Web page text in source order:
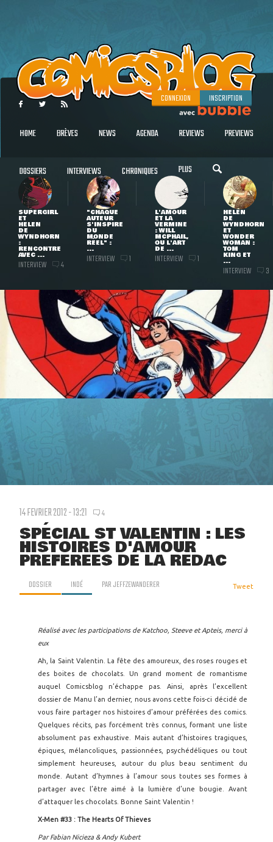
CONNEXION INSCRIPTION
HOME BRÈVES NEWS AGENDA REVIEWS PREVIEWS
DOSSIERS INTERVIEWS CHRONIQUES PLUS
SUPERGIRL
ET
HELEN
DE
WYNDHORN
:
RENCONTRE
AVEC ...
INTERVIEW 4
"CHAQUE
AUTEUR
S'INSPIRE
DU
MONDE
RÉEL" :
...
INTERVIEW 1
L'AMOUR
ET LA
VERMINE
: WILL
MCPHAIL,
OU L'ART
DE ...
INTERVIEW 1
HELEN
DE
WYNDHORN
ET
WONDER
WOMAN :
TOM
KING ET
...
INTERVIEW 3
14 FEVRIER 2012 - 13:21 4
SPÉCIAL ST VALENTIN : LES
HISTOIRES D'AMOUR
PRÉFÉRÉES DE LA RÉDAC
DOSSIER INDÉ PARJEFFZEWANDERER Tweet
Réalisé avec les participations de Katchoo, Steeve et Apteis, merci à
eux
Ah, la Saint Valentin. La fête des amoureux, des roses rouges et
des boites de chocolats. Un grand moment de romantisme
auquel Comicsblog n’échappe pas. Ainsi, après l’excellent
dossier de Manu l’an dernier, nous avons cette fois-ci décidé de
vous faire partager nos histoires d’amour préférées des comics.
Quelques récits, pas forcément très connus, formant une liste
absolument pas exhaustive. Mais autant d’histoires tragiques,
épiques, mélancoliques, passionnées, psychédéliques ou tout
simplement heureuses, autour du plus beau sentiment du
monde. Autant d’hymnes à l’amour sous toutes ses formes à
partager avec l’être aimé à la lumière d’une bougie. Avant
d’attaquer les chocolats. Bonne Saint Valentin !
X-Men #33 : The Hearts Of Thieves
Par Fabian Nicieza & Andy Kubert